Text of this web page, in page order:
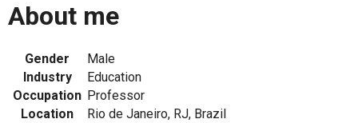
About me
Gender
Male
Industry
Education
Occupation Professor
Location
Rio de Janeiro, RJ, Brazil